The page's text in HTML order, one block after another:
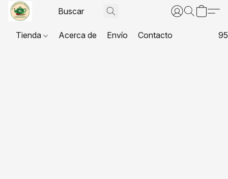
Tienda Acerca de Envío Contacto